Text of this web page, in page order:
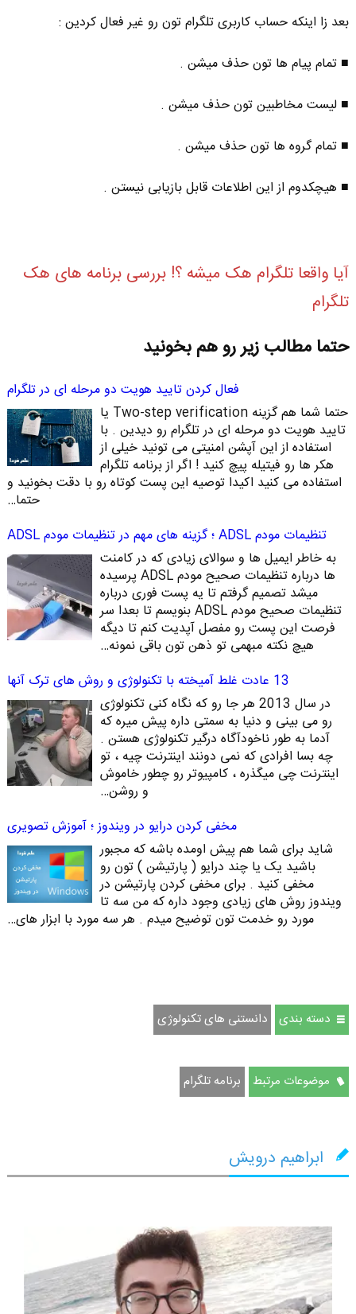
بعد زا اینکه حساب کاربری تلگرام تون رو غیر فعال کردین :
■ تمام پیام ها تون حذف میشن .
■ لیست مخاطبین تون حذف میشن .
■ تمام گروه ها تون حذف میشن .
■ هیچکدوم از این اطلاعات قابل بازیابی نیستن .
آیا واقعا تلگرام هک میشه ؟! بررسی برنامه های هک
تلگرام
حتما مطالب زیر رو هم بخونید
فعال کردن تایید هویت دو مرحله ای در تلگرام
حتما شما هم گزینه Two-step verification یا
تایید هویت دو مرحله ای در تلگرام رو دیدین . با
استفاده از این آپشن امنیتی می تونید خیلی از
هکر ها رو فیتیله پیچ کنید ! اگر از برنامه تلگرام
استفاده می کنید اکیدا توصیه این پست کوتاه رو با دقت بخونید و
حتما…
تنظیمات مودم ADSL ؛ گزینه های مهم در تنظیمات مودم ADSL
به خاطر ایمیل ها و سوالای زیادی که در کامنت
ها درباره تنظیمات صحیح مودم ADSL پرسیده
میشد تصمیم گرفتم تا یه پست فوری درباره
تنظیمات صحیح مودم ADSL بنویسم تا بعدا سر
فرصت این پست رو مفصل آپدیت کنم تا دیگه
هیچ نکته مبهمی تو ذهن تون باقی نمونه…
13 عادت غلط آمیخته با تکنولوژی و روش های ترک آنها
در سال 2013 هر جا رو که نگاه کنی تکنولوژی
رو می بینی و دنیا به سمتی داره پیش میره که
آدما به طور ناخودآگاه درگیر تکنولوژی هستن .
چه بسا افرادی که نمی دونند اینترنت چیه ، تو
اینترنت چی میگذره ، کامپیوتر رو چطور خاموش
و روشن…
مخفی کردن درایو در ویندوز ؛ آموزش تصویری
شاید برای شما هم پیش اومده باشه که مجبور
باشید یک یا چند درایو ( پارتیشن ) تون رو
مخفی کنید . برای مخفی کردن پارتیشن در
ویندوز روش های زیادی وجود داره که من سه تا
مورد رو خدمت تون توضیح میدم . هر سه مورد با ابزار های…
دسته بندی دانستنی های تکنولوژی
موضوعات مرتبط برنامه تلگرام
ابراهیم درویش